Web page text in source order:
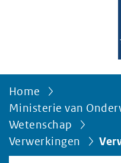
Home
Ministerie van
Wetenschap
Verwerkingen